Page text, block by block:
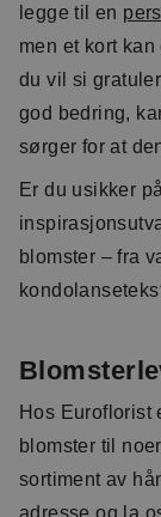
legge til en
men et kort
du vil si
god bedring,
sørger for at
Er du usikker
blomster – fra
Hos Euroflorist
blomster til
sortiment av
adresse og la